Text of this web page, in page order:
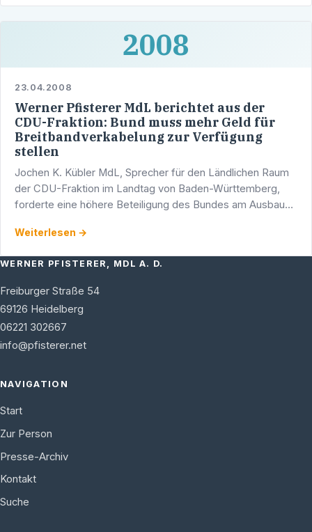
2008
23.04.2008
Werner Pfisterer MdL berichtet aus der
CDU-Fraktion: Bund muss mehr Geld für
Breitbandverkabelung zur Verfügung
stellen
Jochen K. Kübler MdL, Sprecher für den Ländlichen Raum
der CDU-Fraktion im Landtag von Baden-Württemberg,
forderte eine höhere Beteiligung des Bundes am Ausbau
Weiterlesen →
WERNER PFISTERER, MDL A. D.
Freiburger Straße 54
69126 Heidelberg
06221 302667
info@pfisterer.net
NAVIGATION
Start
Zur Person
Presse-Archiv
Kontakt
Suche